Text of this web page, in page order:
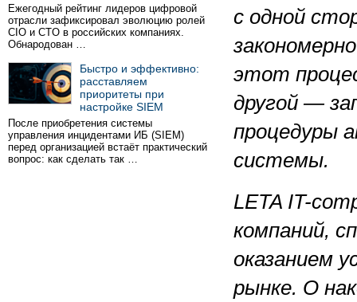
Ежегодный рейтинг лидеров цифровой
отрасли зафиксировал эволюцию ролей
CIO и CTO в российских компаниях.
Обнародован …
Быстро и эффективно:
расставляем
приоритеты при
настройке SIEM
После приобретения системы
управления инцидентами ИБ (SIEM)
перед организацией встаёт практический
вопрос: как сделать так …
с одной
этот
другой —
процедуры
системы.
LETA IT-
компаний,
оказанием
рынке. О